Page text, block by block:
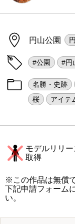
円山公園
#公園 #円
名勝・史跡
桜
アイテ
モデルリリー
取得
※この作品は無償
下記申請フォーム
い。